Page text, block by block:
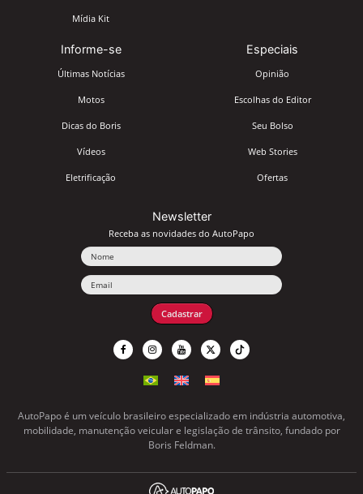
Mídia Kit
Informe-se
Últimas Notícias
Motos
Dicas do Boris
Vídeos
Eletrificação
Especiais
Opinião
Escolhas do Editor
Seu Bolso
Web Stories
Ofertas
Newsletter
Receba as novidades do AutoPapo
Cadastrar
AutoPapo é um veículo brasileiro especializado em indústria automotiva,
mobilidade, manutenção veicular e legislação de trânsito, fundado por
Boris Feldman.